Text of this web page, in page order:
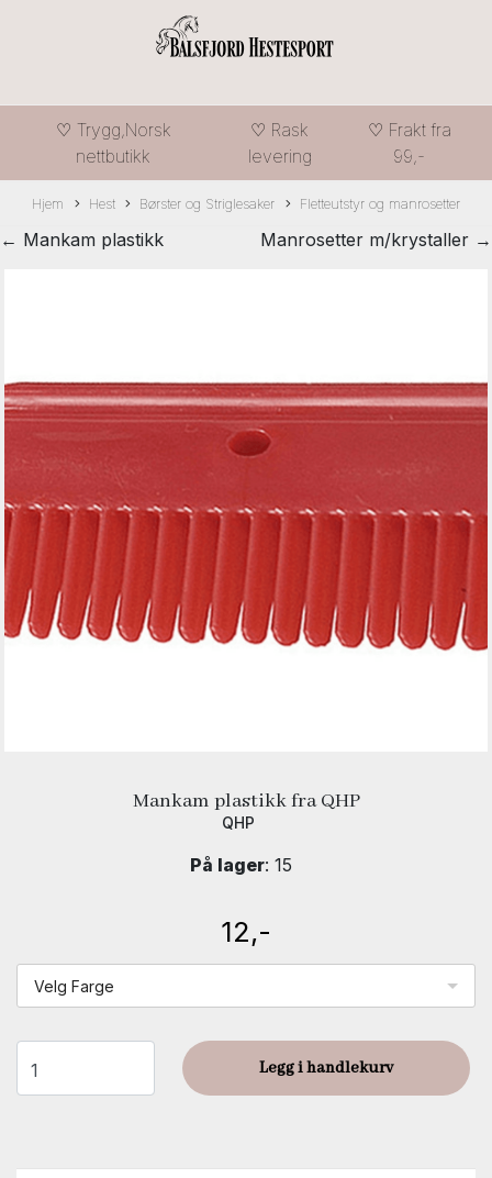
♡ Trygg,Norsk
nettbutikk
♡ Rask
levering
♡ Frakt fra
99,-
Hjem Hest Børster og Striglesaker Fletteutstyr og manrosetter
Manrosetter m/krystaller →
← Mankam plastikk
Mankam plastikk fra QHP
QHP
På lager: 15
12,-
Velg Farge
Legg i handlekurv